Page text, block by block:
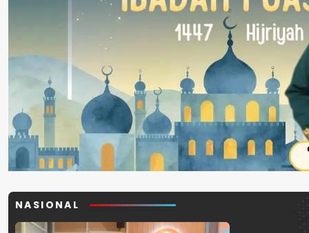
NASIONAL